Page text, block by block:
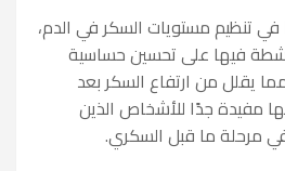
في تنظيم مستويات السكر في الدم،
فيها على تحسين حساسية
يقلل من ارتفاع السكر بعد
مفيدة جدًا للأشخاص الذين
مرحلة ما قبل السكري.